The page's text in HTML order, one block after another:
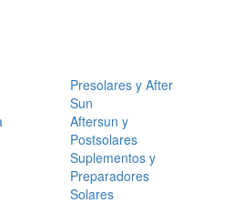
Presolares y After
Sun
Aftersun y
Postsolares
Suplementos y
Preparadores
Solares